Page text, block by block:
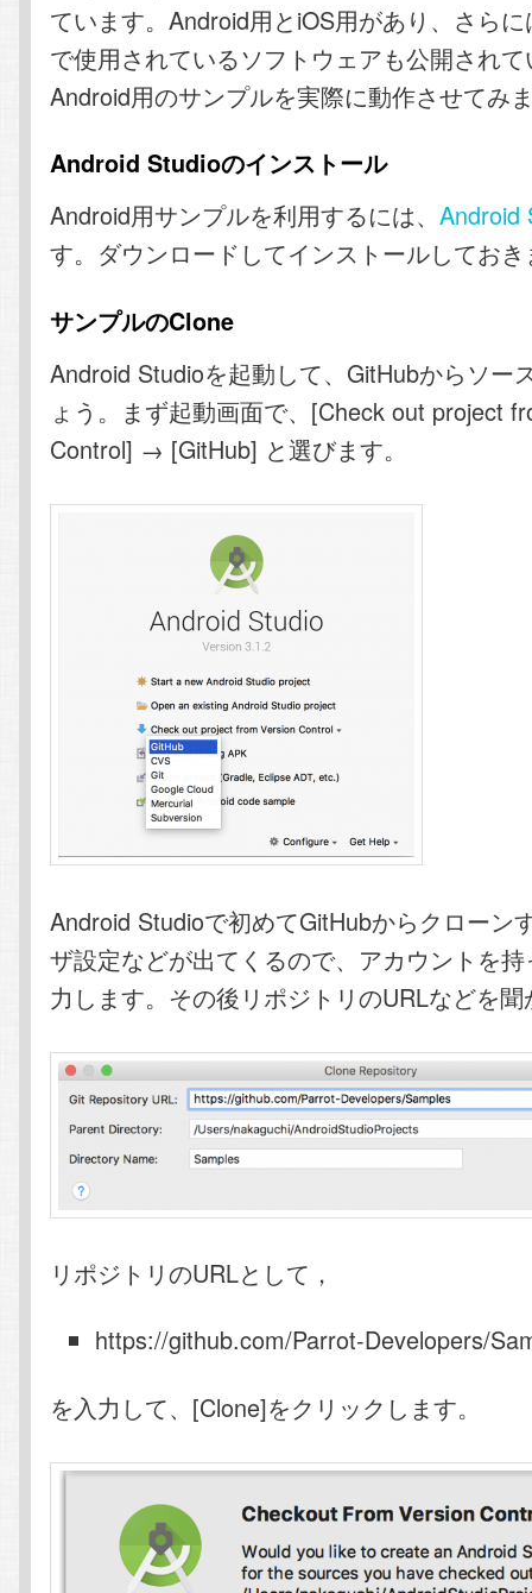
ています。Android用とiOS用があり、さら
で使用されているソフトウェアも公開され
Android用のサンプルを実際に動作させてみ
Android Studioのインストール
Android用サンプルを利用するには、Android
す。ダウンロードしてインストールしてお
サンプルのClone
Android Studioを起動して、GitHubからソー
ょう。まず起動画面で、[Check out project
Control] → [GitHub] と選びます。
Android Studioで初めてGitHubからクローン
ザ設定などが出てくるので、アカウントを
力します。その後リポジトリのURLなどを
リポジトリのURLとして，
https://github.com/Parrot-Developers/
を入力して、[Clone]をクリックします。